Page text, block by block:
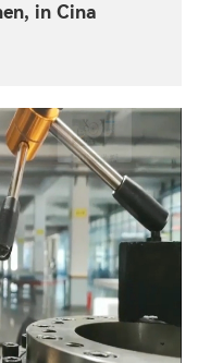
in Cina